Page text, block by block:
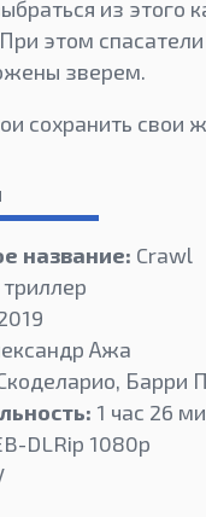
из этого
этом
зверем.
сохранить свои
название: Crawl
Ажа
Барри
1 час 26
DLRip 1080p